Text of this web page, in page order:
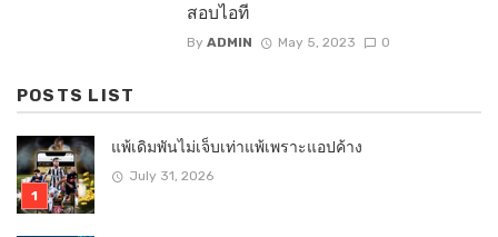
สอบไอที
By ADMIN May 5, 2023 0
POSTS LIST
แพ้เดิมพันไม่เจ็บเท่าแพ้เพราะแอปค้าง
July 31, 2026